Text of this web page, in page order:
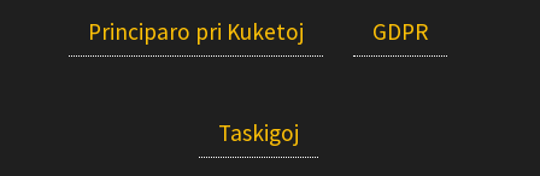
Principaro pri Kuketoj GDPR
Taskigoj